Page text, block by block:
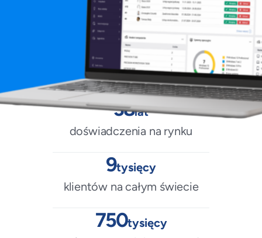
38lat
doświadczenia na rynku
9tysięcy
klientów na całym świecie
750tysięcy